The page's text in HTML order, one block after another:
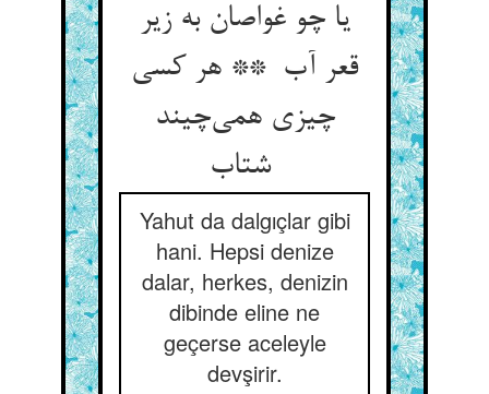
یا چو غواصان به زیر
قعر آب ** هر کسی
چیزی همی‌چیند
شتاب
Yahut da dalgıçlar gibi
hani. Hepsi denize
dalar, herkes, denizin
dibinde eline ne
geçerse aceleyle
devşirir.